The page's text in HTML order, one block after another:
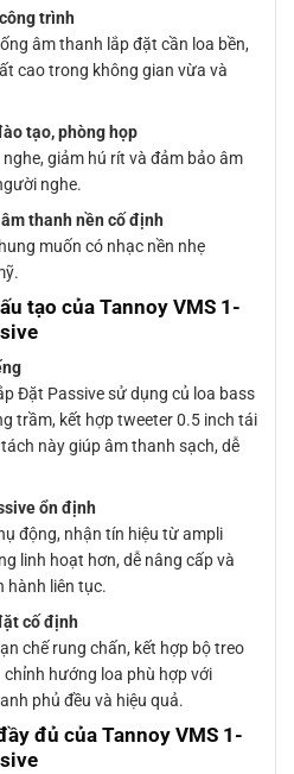
trình
âm thanh lắp đặt cần loa bền,
cao trong không gian vừa và
tạo, phòng họp
giảm hú rít và đảm bảo âm
nghe.
thanh nền cố định
muốn có nhạc nền nhẹ
tạo của Tannoy VMS 1-
Đặt Passive sử dụng củ loa bass
trầm, kết hợp tweeter 0.5 inch tái
này giúp âm thanh sạch, dễ
ổn định
động, nhận tín hiệu từ ampli
linh hoạt hơn, dễ nâng cấp và
hành liên tục.
cố định
chế rung chấn, kết hợp bộ treo
hướng loa phù hợp với
phủ đều và hiệu quả.
đủ của Tannoy VMS 1-